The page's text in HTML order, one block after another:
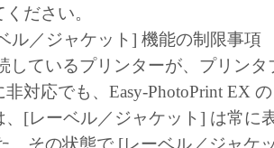
いません。
ーは、日本国政府または該当国
等を得ることなしに、本ソフトウ
、直接または間接に輸出しては
ださい。
ル／ジャケット] 機能の制限事項
しているプリンターが、プリン
非対応でも、Easy-PhotoPrint EX
、[レーベル／ジャケット] は常に
、その状態で [レーベル／ジャケ